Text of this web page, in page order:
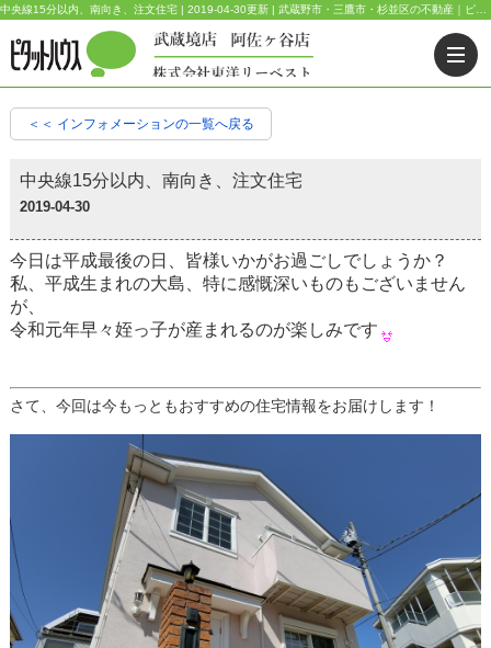
＜＜ インフォメーションの一覧へ戻る
中央線15分以内、南向き、注文住宅
2019-04-30
今日は平成最後の日、皆様いかがお過ごしでしょうか？
私、平成生まれの大島、特に感慨深いものもございません
が、
令和元年早々姪っ子が産まれるのが楽しみです
さて、今回は今もっともおすすめの住宅情報をお届けします！